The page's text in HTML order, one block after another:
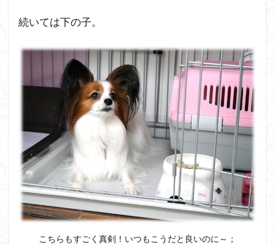
続いては下の子。
こちらもすごく真剣！いつもこうだと良いのに～；